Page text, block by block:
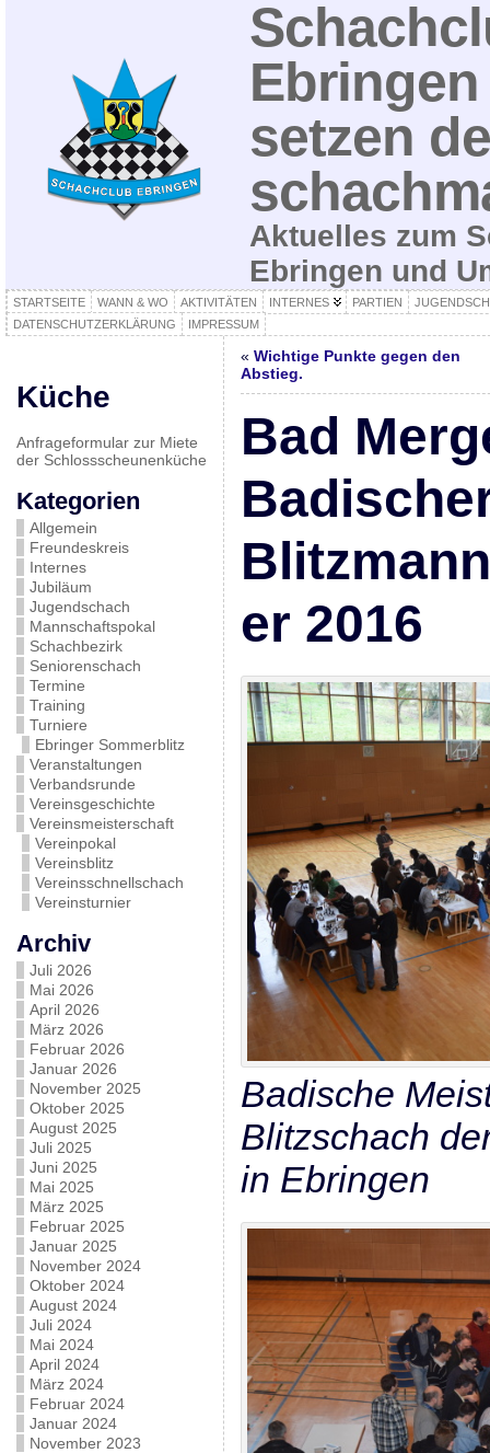
setzen
Aktuelles zum
Ebringen und
STARTSEITE WANN & WO AKTIVITÄTEN INTERNES PARTIEN
DATENSCHUTZERKLÄRUNG
IMPRESSUM
Küche
Anfrageformular zur Miete
der Schlossscheunenküche
Kategorien
Allgemein
Freundeskreis
Internes
Jubiläum
Jugendschach
Mannschaftspokal
Schachbezirk
Seniorenschach
Termine
Training
Turniere
Ebringer Sommerblitz
Veranstaltungen
Verbandsrunde
Vereinsgeschichte
Vereinsmeisterschaft
Vereinpokal
Vereinsblitz
Vereinsschnellschach
Vereinsturnier
Archiv
Juli 2026
Mai 2026
April 2026
März 2026
Februar 2026
Januar 2026
November 2025
Oktober 2025
August 2025
Juli 2025
Juni 2025
Mai 2025
März 2025
Februar 2025
Januar 2025
November 2024
Oktober 2024
August 2024
Juli 2024
Mai 2024
April 2024
März 2024
Februar 2024
Januar 2024
November 2023
« Wichtige Punkte gegen den
Abstieg.
Bad
er 2016
Badische
Blitzschach
in Ebringen